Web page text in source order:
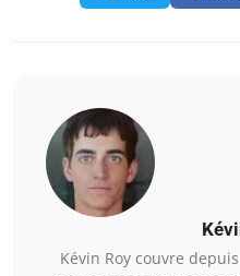
Kévin Roy couvre